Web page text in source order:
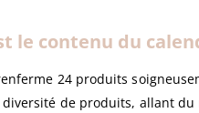
le contenu du
24 produits
de produits, allant du